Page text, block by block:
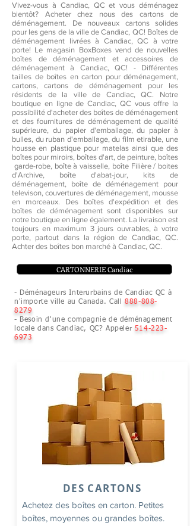
Vivez-vous à Candiac, QC et vous déménagez
bientôt? Acheter chez nous des cartons de
déménagement. De nouveaux cartons solides
pour les gens de la ville de Candiac, QC! Boîtes de
déménagement livrées à Candiac, QC à votre
porte! Le magasin BoxBoxes vend de nouvelles
boîtes de déménagement et accessoires de
déménagement à Candiac, QC! - Différentes
tailles de boîtes en carton pour déménagement,
cartons, cartons de déménagement pour les
résidents de la ville de Candiac, QC. Notre
boutique en ligne de Candiac, QC vous offre la
possibilité d'acheter des boîtes de déménagement
et des fournitures de déménagement de qualité
supérieure, du papier d'emballage, du papier à
bulles, du ruban d'emballage, du film etirable, une
housse en plastique pour matelas ainsi que des
boîtes pour miroirs, boîtes d'art, de peinture, boîtes
garde-robe, boîte à vaisselle, boîte Filière / boites
d'Archive, boîte d'abat-jour, kits de
déménagement, boîte de déménagement pour
televison, couvertures de déménagement, mousse
en morceaux. Des boîtes d'expédition et des
boîtes de déménagement sont disponibles sur
notre boutique en ligne également. La livraison est
toujours en maximum 3 jours ouvrables, à votre
porte, partout dans la région de Candiac, QC.
Achter des boîtes bon marché à Candiac, QC.
- Déménageurs Interurbains de Candiac QC à
n'importe ville au Canada. Call888-808-
8279
- Besoin d'une compagnie de déménagement
locale dans Candiac, QC? Appeler 514-223-
6973
CARTONNERIE Candiac
Achetez des boîtes en carton. Petites
boîtes, moyennes ou grandes boîtes.
DES CARTONS